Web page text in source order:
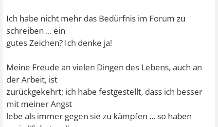
Ich habe nicht mehr das Bedürfnis im Forum zu
schreiben ... ein
gutes Zeichen? Ich denke ja!
Meine Freude an vielen Dingen des Lebens, auch an
der Arbeit, ist
zurückgekehrt; ich habe festgestellt, dass ich besser
mit meiner Angst
lebe als immer gegen sie zu kämpfen ... so haben